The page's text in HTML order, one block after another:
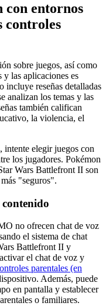
con entornos
controles
sobre juegos, así como
las aplicaciones es
incluye reseñas detalladas
analizan los temas y las
también califican
la violencia, el
intente elegir juegos con
los jugadores. Pokémon
Wars Battlefront II son
"seguros".
no ofrecen chat de voz
el sistema de chat
Battlefront II y
el chat de voz y
parentales (en
Además, puede
en pantalla y establecer
o familiares.